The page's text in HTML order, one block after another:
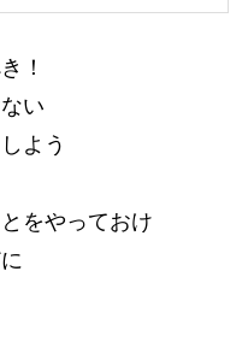
！
い
よう
をやっておけ